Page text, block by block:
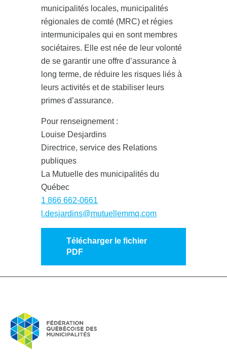
municipalités locales, municipalités
régionales de comté (MRC) et régies
intermunicipales qui en sont membres
sociétaires. Elle est née de leur volonté
de se garantir une offre d’assurance à
long terme, de réduire les risques liés à
leurs activités et de stabiliser leurs
primes d’assurance.
Pour renseignement :
Louise Desjardins
Directrice, service des Relations
publiques
La Mutuelle des municipalités du
Québec
1 866 662-0661
l.desjardins@mutuellemmq.com
Télécharger le fichier
PDF